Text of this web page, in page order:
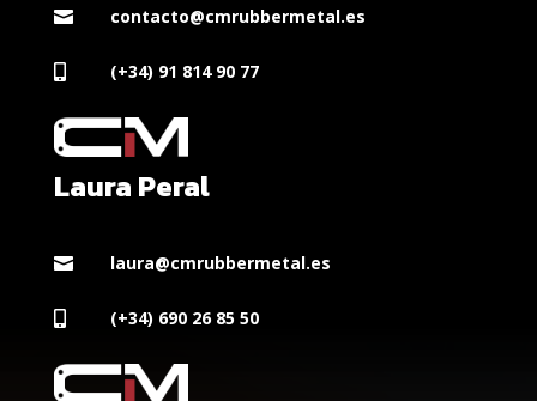
 contacto@cmrubbermetal.es
(+34) 91 814 90 77
Laura Peral
 laura@cmrubbermetal.es
(+34) 690 26 85 50